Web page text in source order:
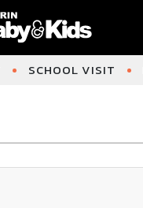
SCHOOL VISIT